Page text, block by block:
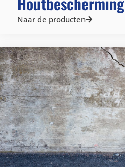
Naar de producten